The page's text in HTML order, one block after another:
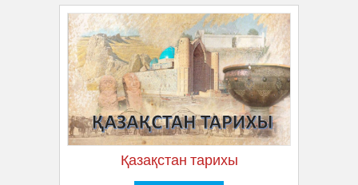
Қазақстан тарихы